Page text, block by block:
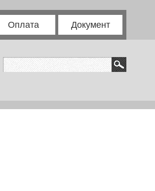
Оплата Документ